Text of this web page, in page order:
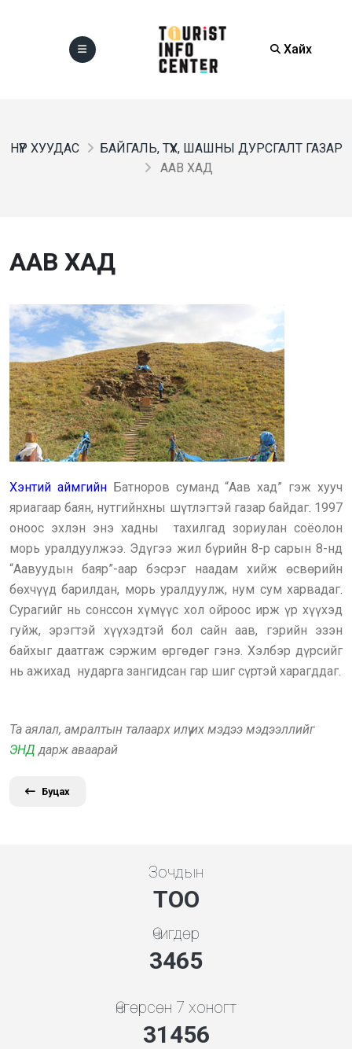
Хайх
НҮҮР ХУУДАС
БАЙГАЛЬ, ТҮҮХ, ШАШНЫ ДУРСГАЛТ ГАЗАР
ААВ ХАД
ААВ ХАД
Хэнтий аймгийнБатноров суманд “Аав хад” гэж хууч
яриагаар баян, нутгийнхны шүтлэгтэй газар байдаг. 1997
оноос эхлэн энэ хадны тахилгад зориулан соёолон
морь уралдуулжээ. Эдүгээ жил бүрийн 8-р сарын 8-нд
“Аавуудын баяр”-аар бэсрэг наадам хийж өсвөрийн
бөхчүүд барилдан, морь уралдуулж, нум сум харвадаг.
Сурагийг нь сонссон хүмүүс хол ойроос ирж үр хүүхэд
гуйж, эрэгтэй хүүхэдтэй бол сайн аав, гэрийн эзэн
байхыг даатгаж сэржим өргөдөг гэнэ. Хэлбэр дүрсийг
нь ажихад нударга зангидсан гар шиг сүртэй харагддаг.
Та аялал, амралтын талаарх илүү их мэдээ мэдээллийг
ЭНД дарж аваарай
Буцах
Зочдын
ТОО
Өчигдөр
3731
Өнгөрсөн 7 хоногт
33875